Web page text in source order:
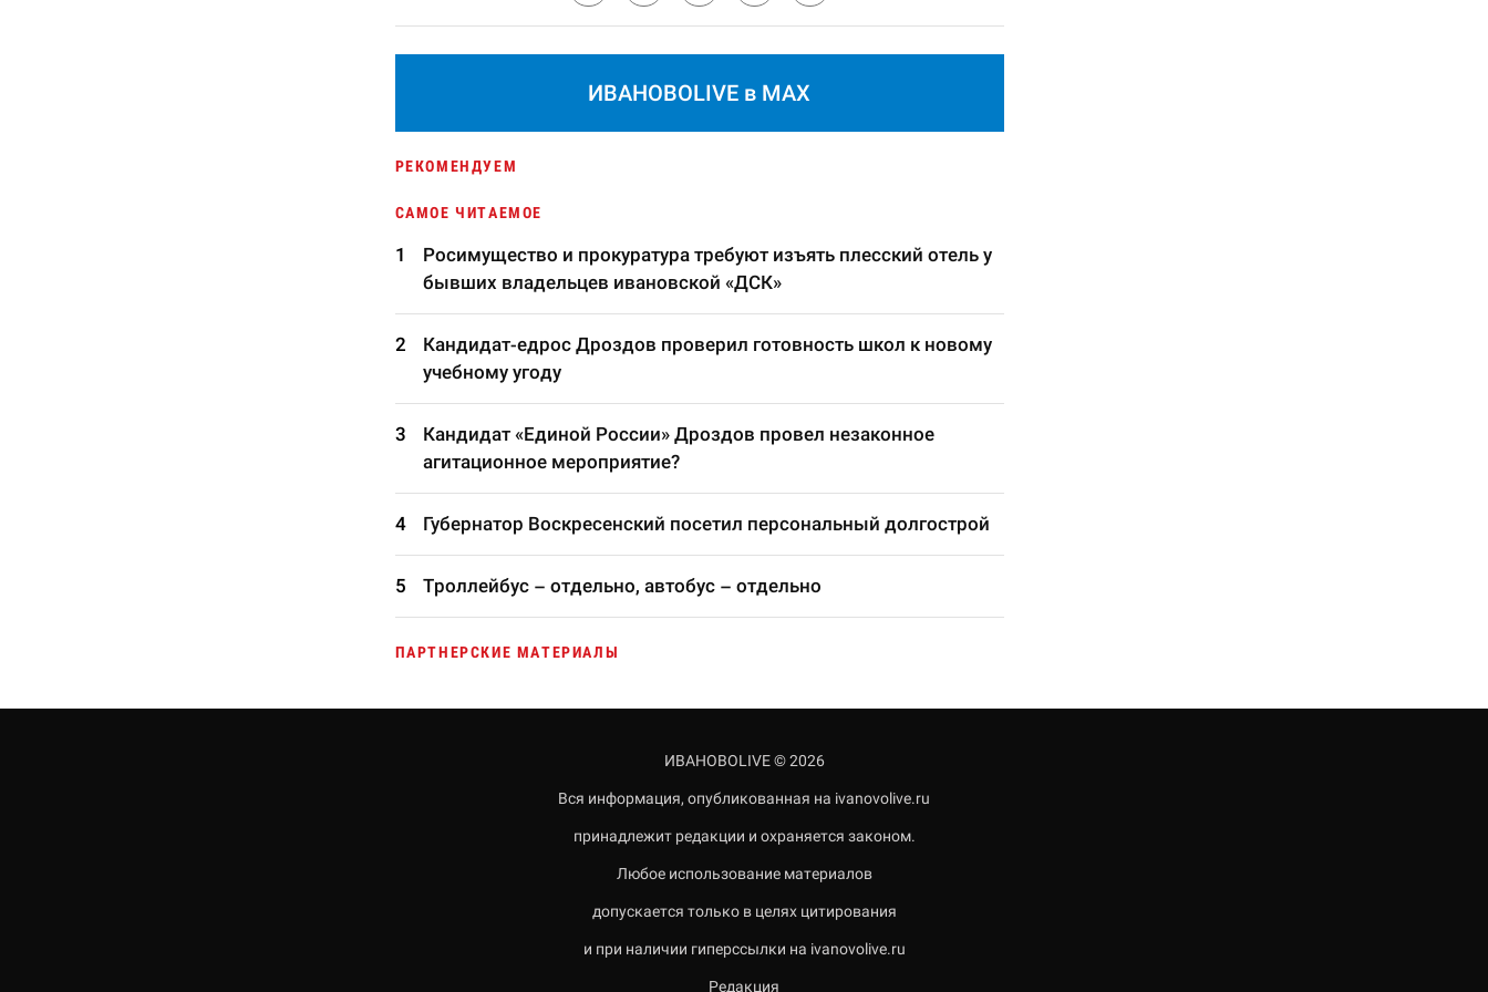
ИВАНОВОLIVE в MAX
РЕКОМЕНДУЕМ
САМОЕ ЧИТАЕМОЕ
Росимущество и прокуратура требуют изъять плесский отель у
бывших владельцев ивановской «ДСК»
Кандидат-едрос Дроздов проверил готовность школ к новому
учебному угоду
Кандидат «Единой России» Дроздов провел незаконное
агитационное мероприятие?
Губернатор Воскресенский посетил персональный долгострой
Троллейбус – отдельно, автобус – отдельно
ПАРТНЕРСКИЕ МАТЕРИАЛЫ
ИВАНОВОLIVE © 2026
Вся информация, опубликованная на ivanovolive.ru
принадлежит редакции и охраняется законом.
Любое использование материалов
допускается только в целях цитирования
и при наличии гиперссылки на ivanovolive.ru
Редакция